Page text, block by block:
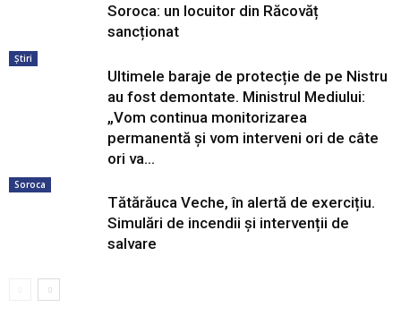
Soroca: un locuitor din Răcovăț
sancționat
Știri
Ultimele baraje de protecție de pe Nistru
au fost demontate. Ministrul Mediului:
„Vom continua monitorizarea
permanentă și vom interveni ori de câte
ori va...
Soroca
Tătărăuca Veche, în alertă de exercițiu.
Simulări de incendii și intervenții de
salvare